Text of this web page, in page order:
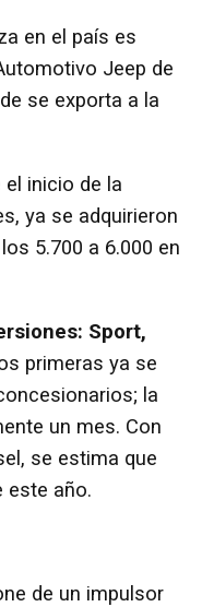
en el país es
Jeep de
se exporta a la
inicio de la
ya se adquirieron
5.700 a 6.000 en
Sport,
primeras ya se
la
un mes. Con
se estima que
este año.
de un impulsor